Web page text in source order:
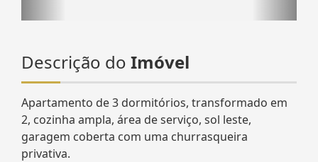
Descrição do Imóvel
Apartamento de 3 dormitórios, transformado em
2, cozinha ampla, área de serviço, sol leste,
garagem coberta com uma churrasqueira
privativa.